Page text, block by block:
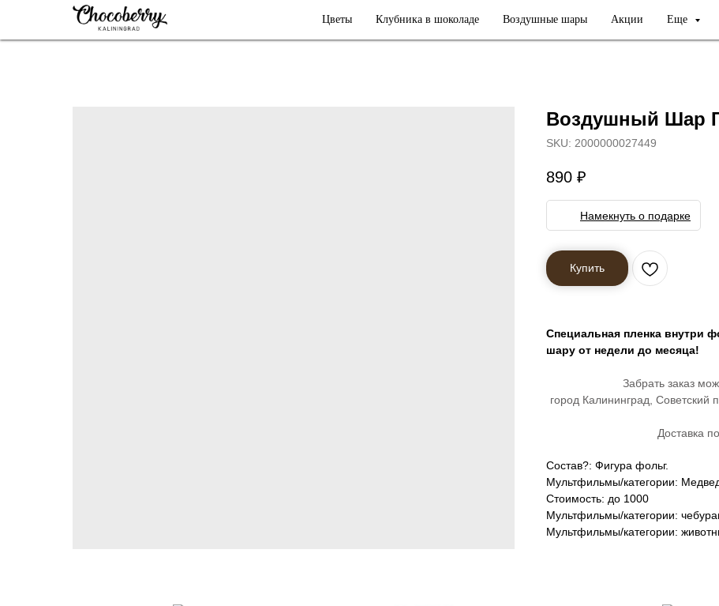
Цветы Клубника в шоколаде Воздушные шары Акции Еще
Воздушный Шар
SKU: 2000000027449
890 ₽
Намекнуть о подарке
Купить
Специальная пленка внутри
шару от недели до месяца!
Забрать заказ
город Калининград, Советский
Доставка
Состав?: Фигура фольг.
Мультфильмы/категории:
Стоимость: до 1000
Мультфильмы/категории:
Мультфильмы/категории: